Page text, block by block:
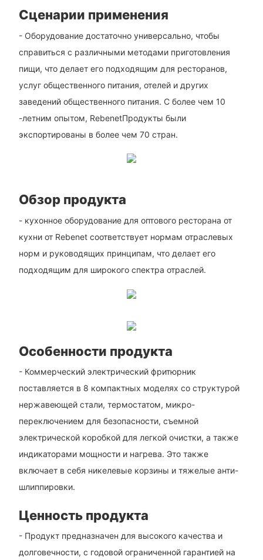
Сценарии применения
- Оборудование достаточно универсально, чтобы
справиться с различными методами приготовления
пищи, что делает его подходящим для ресторанов,
услуг общественного питания, отелей и других
заведений общественного питания. С более чем 10
-летним опытом, RebenetПродукты были
экспортированы в более чем 70 стран.
Обзор продукта
- кухонное оборудование для оптового ресторана от
кухни от Rebenet соответствует нормам отраслевых
норм и руководящих принципам, что делает его
подходящим для широкого спектра отраслей.
Особенности продукта
- Коммерческий электрический фритюрник
поставляется в 8 компактных моделях со структурой
нержавеющей стали, термостатом, микро-
переключением для безопасности, съемной
электрической коробкой для легкой очистки, а также
индикаторами мощности и нагрева. Это также
включает в себя никелевые корзины и тяжелые анти-
шлиппировки.
Ценность продукта
- Продукт предназначен для высокого качества и
долговечности, с годовой ограниченной гарантией на